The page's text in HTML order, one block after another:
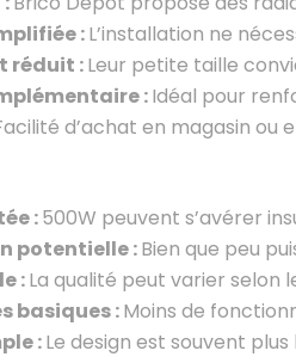
:L’installation ne
réduit :Leur petite taille
:Idéal pour
d’achat en magasin ou
:500W peuvent s’avérer
potentielle :Bien que peu
:La qualité peut varier selon
basiques :Moins de
:Le design est souvent